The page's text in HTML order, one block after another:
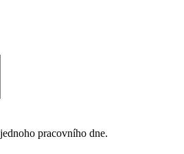
pracovního dne.